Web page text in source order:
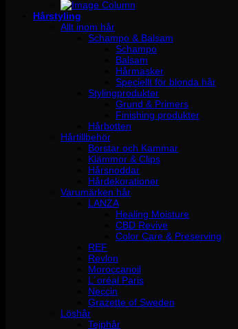
Hårstyling
Allt inom hår
Schampo & Balsam
Schampo
Balsam
Hårmasker
Speciellt för blonda hår
Stylingprodukter
Grund & Primers
Finishing produkter
Hårbotten
Hårtillbehör
Borstar och Kammar
Klämmor & Clips
Hårsnoddar
Hårdekorationer
Varumärken hår
LANZA
Healing Moisture
CBD Revive
Color Care & Preserving
REF
Revlon
Moroccanoil
L´oréal Paris
Neccin
Grazette of Sweden
Löshår
Tejphår